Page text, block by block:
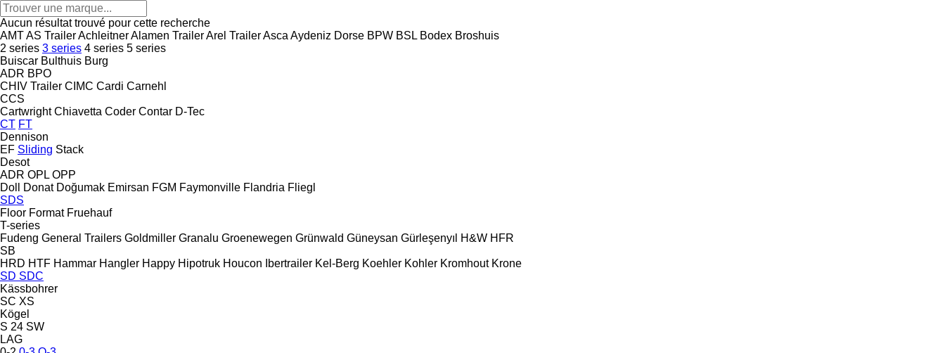
Aucun résultat trouvé pour cette recherche
AMTAS TrailerAchleitnerAlamen TrailerArel TrailerAsca Aydeniz Dorse BPW BSL Bodex Broshuis
2 series 3 series 4 series 5 series
Buiscar Bulthuis Burg
ADR BPO
CHIV Trailer CIMC Cardi Carnehl
CCS
Cartwright Chiavetta Coder Contar D-Tec
CT FT
Dennison
EF Sliding Stack
Desot
ADR OPL OPP
Doll
Donat Doğumak Emirsan FGM Faymonville Flandria Fliegl
SDS
Floor Format Fruehauf
T-series
Fudeng General Trailers Goldmiller Granalu Groenewegen Grünwald Güneysan Gürleşenyıl H&W HFR
SB
HRD HTF Hammar Hangler Happy Hipotruk Houcon Ibertrailer Kel-Berg Koehler Kohler Kromhout Krone
SD SDC
Kässbohrer
SC XS
Kögel
S 24 SW
LAG